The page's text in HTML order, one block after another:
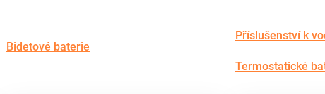
Bidetové baterie
Příslušenství k
Termostatické